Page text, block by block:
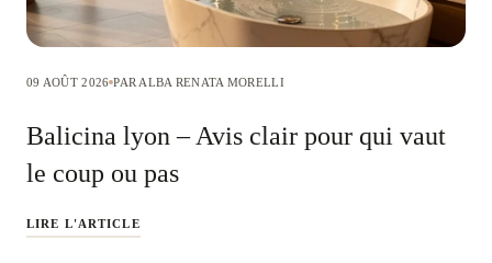
09 AOÛT 2026 PAR ALBA RENATA MORELLI
Balicina lyon – Avis clair pour qui vaut
le coup ou pas
LIRE L'ARTICLE